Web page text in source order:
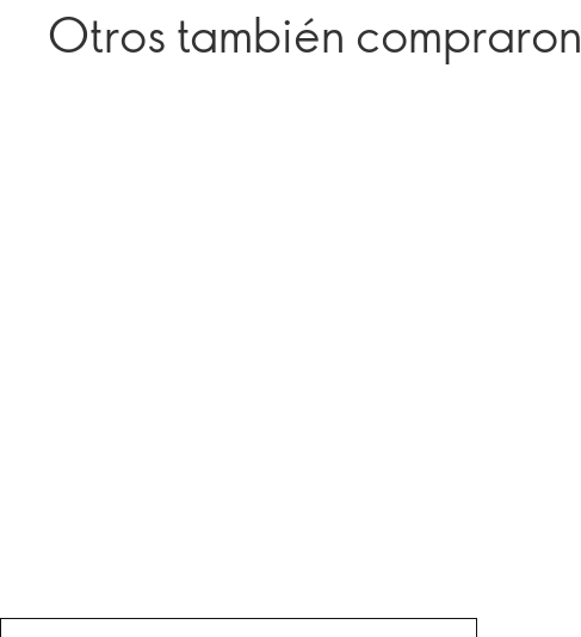
Otros también compraron